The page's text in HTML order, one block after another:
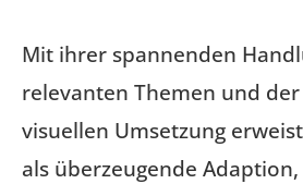
Mit ihrer spannenden
relevanten Themen und
visuellen Umsetzung
als überzeugende